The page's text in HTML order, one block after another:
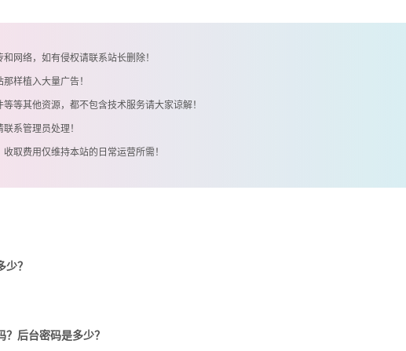
网络，如有侵权请联系站长删除！
样植入大量广告！
等其他资源，都不包含技术服务请大家谅解！
系管理员处理！
取费用仅维持本站的日常运营所需！
？
后台密码是多少？